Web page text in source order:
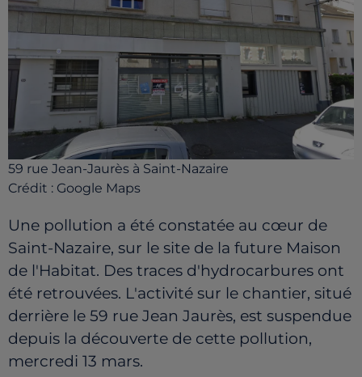
59 rue Jean-Jaurès à Saint-Nazaire
Crédit : Google Maps
Une pollution a été constatée au cœur de
Saint-Nazaire, sur le site de la future Maison
de l'Habitat. Des traces d'hydrocarbures ont
été retrouvées. L'activité sur le chantier, situé
derrière le 59 rue Jean Jaurès, est suspendue
depuis la découverte de cette pollution,
mercredi 13 mars.